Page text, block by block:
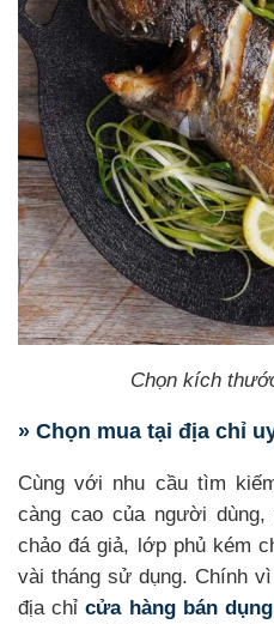
Chọn kích
» Chọn mua tại địa chỉ
Cùng với nhu cầu tìm
càng cao của người
chảo đá giả, lớp phủ kém
vài tháng sử dụng. Chính
địa chỉcửa hàng bán